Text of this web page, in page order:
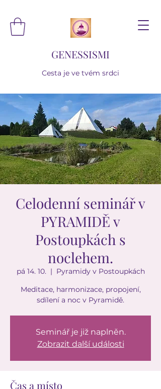
GENESSISMI
Cesta je ve tvém srdci
Celodenní seminář v
PYRAMIDĚ v
Postoupkách s
noclehem.
pá 14. 10.
  |
Pyramidy v Postoupkách
Meditace, harmonizace, propojení,
sdílení a noc v Pyramidě.
Seminář je již naplněn.
Zobrazit další události
Čas a místo